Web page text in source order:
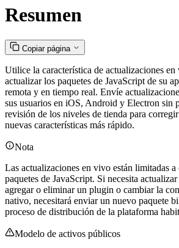
Resumen
Copiar página
Utilice la característica de actualizaciones
actualizar los paquetes de JavaScript de su
remota y en tiempo real. Envíe
sus usuarios en iOS, Android y Electron sin
revisión de los niveles de tienda para
nuevas características más rápido.
Nota
Las actualizaciones en vivo están limitadas a
paquetes de JavaScript. Si necesita
agregar o eliminar un plugin o cambiar la
nativo, necesitará enviar un nuevo paquete
proceso de distribución de la plataforma
Modelo de activos públicos